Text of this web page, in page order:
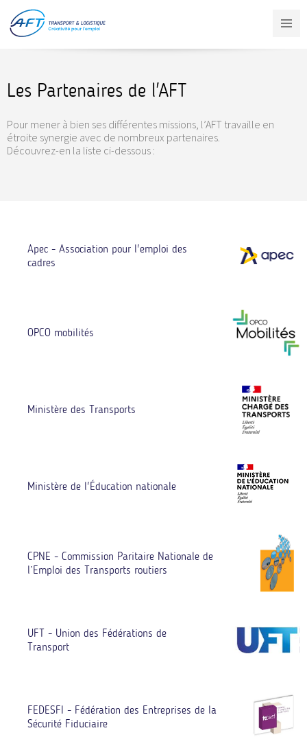
contenu
principal
Les Partenaires de l'AFT
Pour mener à bien ses différentes missions, l’AFT travaille en
étroite synergie avec de nombreux partenaires.
Découvrez-en la liste ci-dessous :
Apec - Association pour l'emploi des
cadres
OPCO mobilités
Ministère des Transports
Ministère de l'Éducation nationale
CPNE - Commission Paritaire Nationale de
l’Emploi des Transports routiers
UFT - Union des Fédérations de
Transport
FEDESFI - Fédération des Entreprises de la
Sécurité Fiduciaire